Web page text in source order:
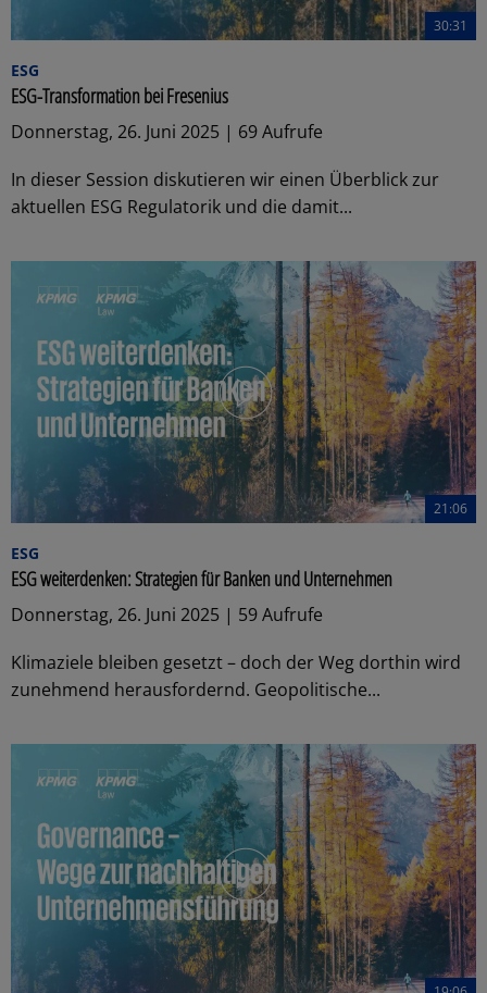
30:31
ESG
ESG-Transformation bei Fresenius
Donnerstag, 26. Juni 2025 | 69 Aufrufe
In dieser Session diskutieren wir einen Überblick zur
aktuellen ESG Regulatorik und die damit...
21:06
ESG
ESG weiterdenken: Strategien für Banken und Unternehmen
Donnerstag, 26. Juni 2025 | 59 Aufrufe
Klimaziele bleiben gesetzt – doch der Weg dorthin wird
zunehmend herausfordernd. Geopolitische...